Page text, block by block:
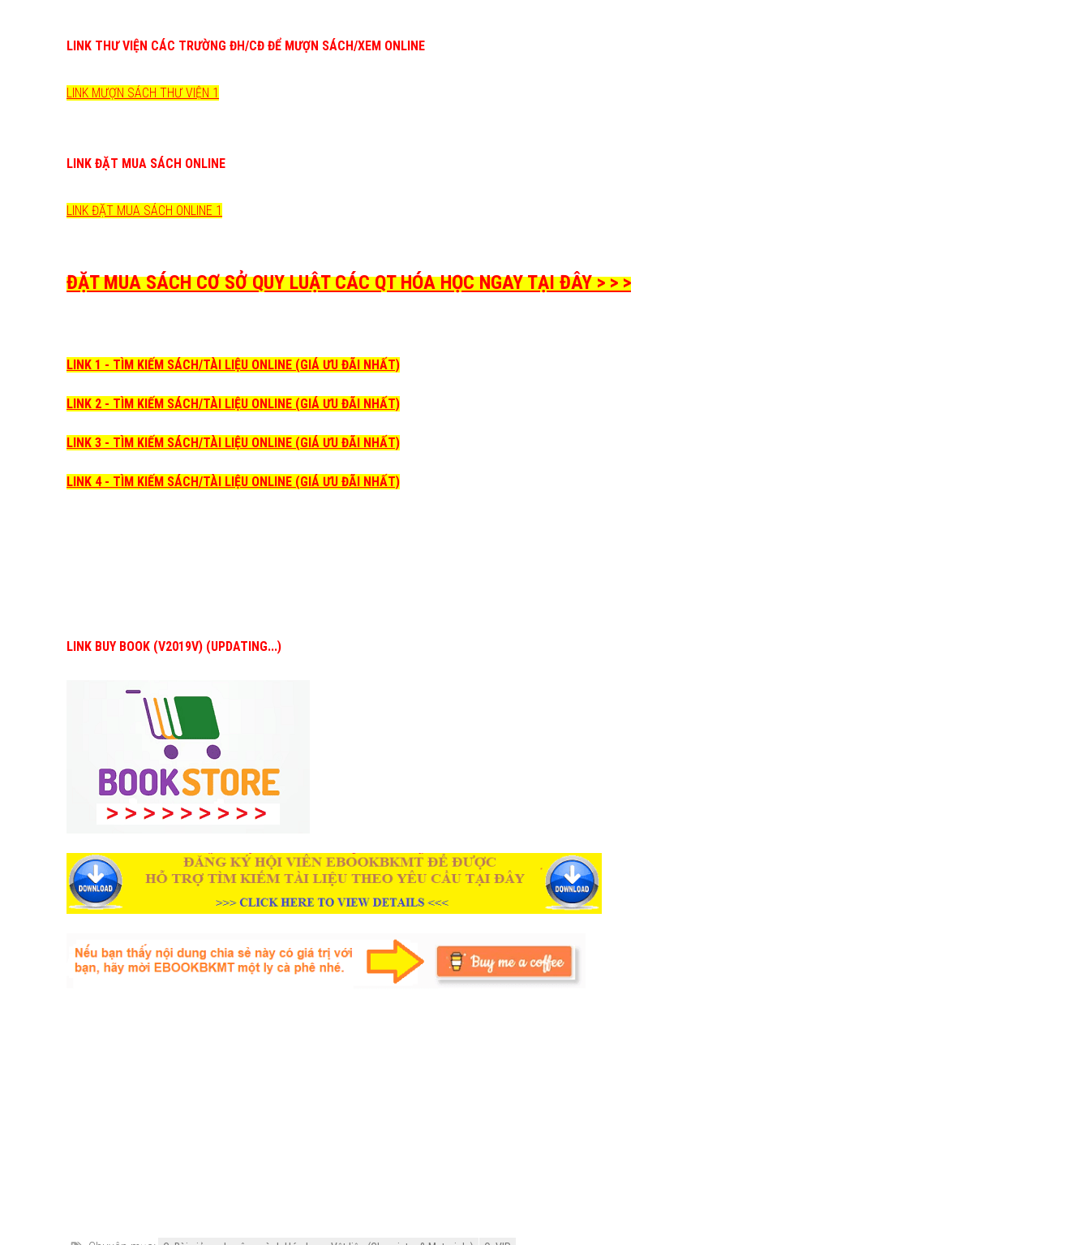
LINK THƯ VIỆN CÁC TRƯỜNG ĐH/CĐ ĐỂ MƯỢN SÁCH/XEM ONLINE
LINK MƯỢN SÁCH THƯ VIỆN 1
LINK ĐẶT MUA SÁCH ONLINE
LINK ĐẶT MUA SÁCH ONLINE 1
ĐẶT MUA SÁCH CƠ SỞ QUY LUẬT CÁC QT HÓA HỌC NGAY TẠI ĐÂY > > >
LINK 1 - TÌM KIẾM SÁCH/TÀI LIỆU ONLINE (GIÁ ƯU ĐÃI NHẤT)
LINK 2 - TÌM KIẾM SÁCH/TÀI LIỆU ONLINE (GIÁ ƯU ĐÃI NHẤT)
LINK 3 - TÌM KIẾM SÁCH/TÀI LIỆU ONLINE (GIÁ ƯU ĐÃI NHẤT)
LINK 4 - TÌM KIẾM SÁCH/TÀI LIỆU ONLINE (GIÁ ƯU ĐÃI NHẤT)
LINK BUY BOOK (V2019V) (UPDATING...)